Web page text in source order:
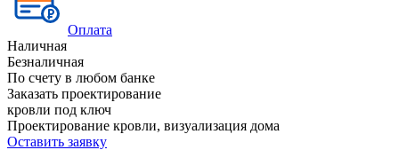
Оплата
Наличная
Безналичная
По счету в любом банке
Заказать проектирование
кровли под ключ
Проектирование кровли, визуализация дома
Оставить заявку